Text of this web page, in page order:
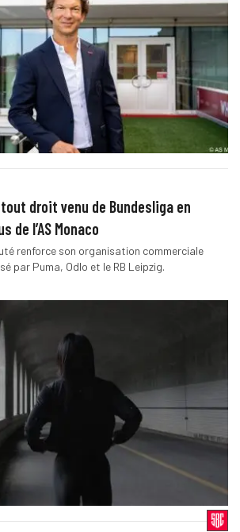
droit venu de Bundesliga en
de l’AS Monaco
renforce son organisation commerciale
par Puma, Odlo et le RB Leipzig.